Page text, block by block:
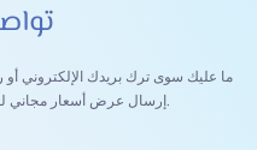
ما عليك سوى ترك بريدك الإلكتروني
إرسال عرض أسعار مجاني لمجموعة واسعة من التصاميم لدينا.